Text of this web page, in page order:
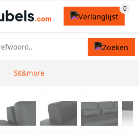
Sit&more